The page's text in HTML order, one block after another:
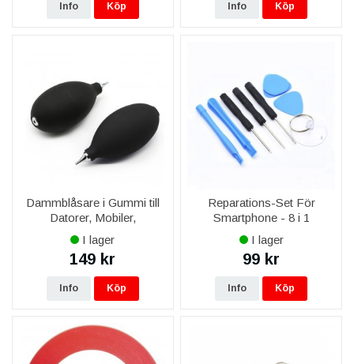
Info Köp Info Köp
Dammblåsare i Gummi till
Datorer, Mobiler,
Kameralins
I lager
149 kr
Info Köp
Reparations-Set För
Smartphone - 8 i 1
I lager
99 kr
Info Köp